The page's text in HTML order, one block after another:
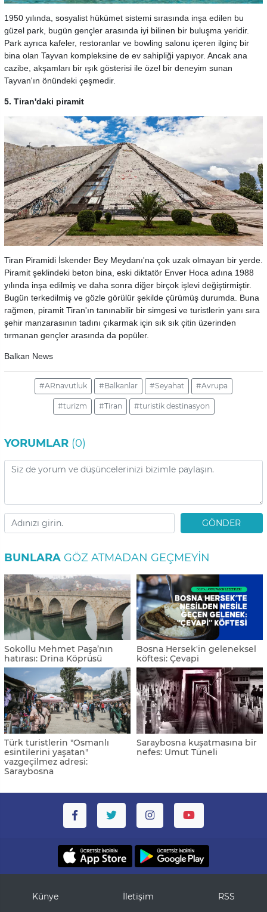
1950 yılında, sosyalist hükümet sistemi sırasında inşa edilen bu
güzel park, bugün gençler arasında iyi bilinen bir buluşma yeridir.
Park ayrıca kafeler, restoranlar ve bowling salonu içeren ilginç bir
bina olan Tayvan kompleksine de ev sahipliği yapıyor. Ancak ana
cazibe, akşamları bir ışık gösterisi ile özel bir deneyim sunan
Tayvan'ın önündeki çeşmedir.
5. Tiran'daki piramit
Tiran Piramidi İskender Bey Meydanı'na çok uzak olmayan bir yerde.
Piramit şeklindeki beton bina, eski diktatör Enver Hoca adına 1988
yılında inşa edilmiş ve daha sonra diğer birçok işlevi değiştirmiştir.
Bugün terkedilmiş ve gözle görülür şekilde çürümüş durumda. Buna
rağmen, piramit Tiran'ın tanınabilir bir simgesi ve turistlerin yanı sıra
şehir manzarasının tadını çıkarmak için sık sık çitin üzerinden
tırmanan gençler arasında da popüler.
Balkan News
#ARnavutluk #Balkanlar #Seyahat #Avrupa
#turizm #Tiran #turistik destinasyon
YORUMLAR (0)
GÖNDER
BUNLARA GÖZ ATMADAN GEÇMEYIN
Sokollu Mehmet Paşa’nın
hatırası: Drina Köprüsü
Bosna Hersek'in geleneksel
köftesi: Çevapi
Türk turistlerin "Osmanlı
esintilerini yaşatan"
vazgeçilmez adresi:
Saraybosna
Saraybosna kuşatmasına bir
nefes: Umut Tüneli
Künye İletişim
RSS